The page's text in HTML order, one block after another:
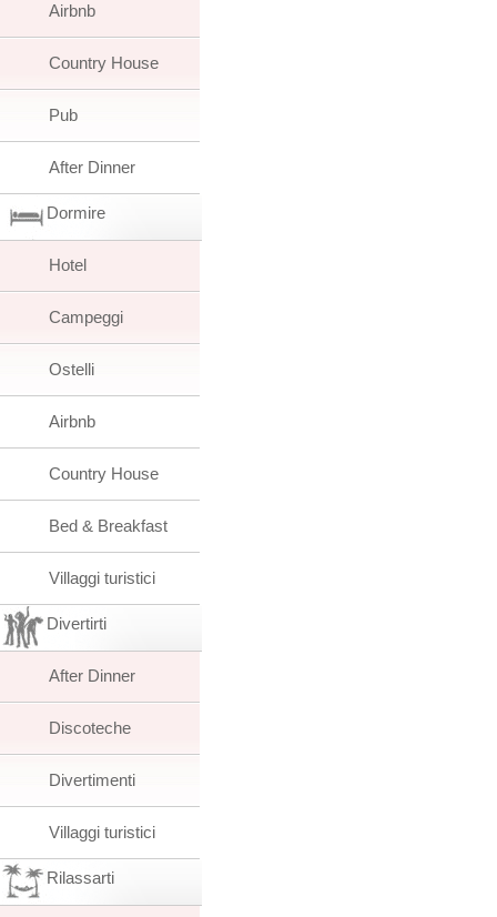
Airbnb
Country House
Pub
After Dinner
Dormire
Hotel
Campeggi
Ostelli
Airbnb
Country House
Bed & Breakfast
Villaggi turistici
Divertirti
After Dinner
Discoteche
Divertimenti
Villaggi turistici
Rilassarti